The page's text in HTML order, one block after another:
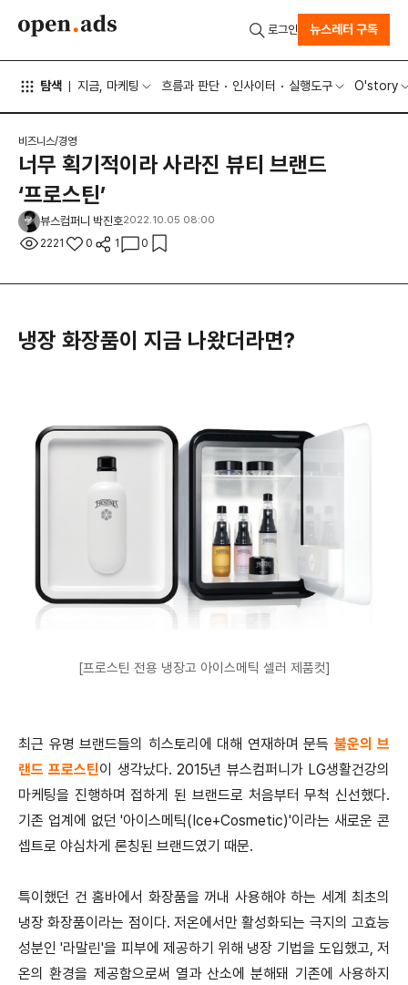
탐색 지금, 마케팅 흐름과 판단 인사이터 실행도구 O'story
로그인 뉴스레터 구독
비즈니스/경영
너무 획기적이라 사라진 뷰티 브랜드
‘프로스틴’
뷰스컴퍼니 박진호2022.10.05 08:00
2221 0 1 0
냉장 화장품이 지금 나왔더라면?
[프로스틴 전용 냉장고 아이스메틱 셀러 제품컷]
최근 유명 브랜드들의 히스토리에 대해 연재하며 문득 불운의 브
랜드 프로스틴이 생각났다. 2015년 뷰스컴퍼니가 LG생활건강의
마케팅을 진행하며 접하게 된 브랜드로 처음부터 무척 신선했다.
기존 업계에 없던 '아이스메틱(Ice+Cosmetic)'이라는 새로운 콘
셉트로 야심차게 론칭된 브랜드였기 때문.
특이했던 건 홈바에서 화장품을 꺼내 사용해야 하는 세계 최초의
냉장 화장품이라는 점이다. 저온에서만 활성화되는 극지의 고효능
성분인 '라말린'을 피부에 제공하기 위해 냉장 기법을 도입했고, 저
온의 환경을 제공함으로써 열과 산소에 분해돼 기존에 사용하지